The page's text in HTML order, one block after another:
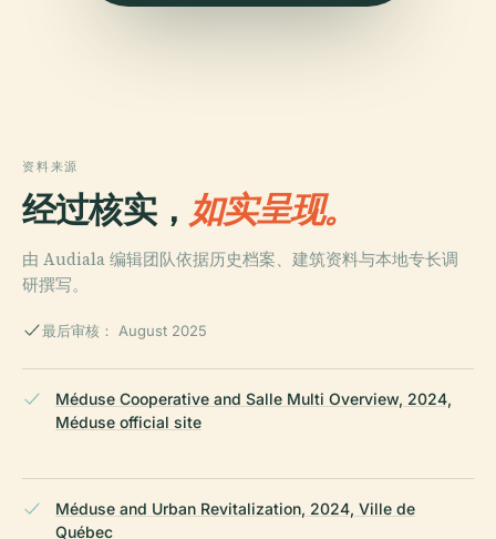
资料来源
经过核实， 如实呈现。
由 Audiala 编辑团队依据历史档案、建筑资料与本地专长调
研撰写。
最后审核： August 2025
Méduse Cooperative and Salle Multi Overview, 2024,
Méduse official site
Méduse and Urban Revitalization, 2024, Ville de
Québec